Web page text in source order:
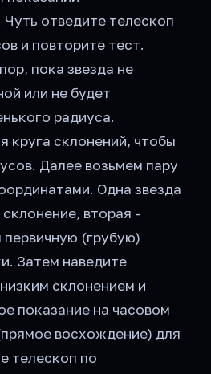
Чуть отведите телескоп
и повторите тест.
пока звезда не
или не будет
радиуса.
круга склонений, чтобы
Далее возьмем пару
Одна звезда
вторая -
(грубую)
Затем наведите
склонением и
показание на часовом
восхождение) для
телескоп по